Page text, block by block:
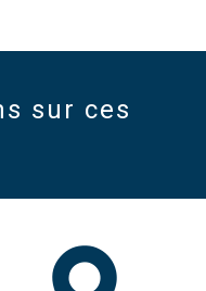
sur ces